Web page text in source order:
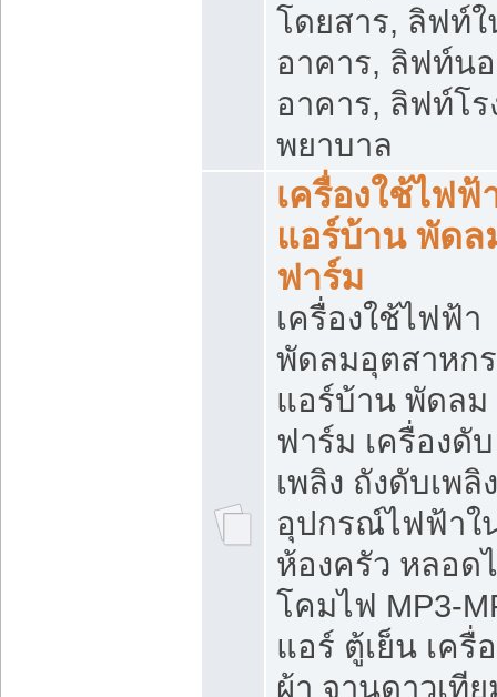
โดยสาร, ลิฟท์ใ
อาคาร, ลิฟท์น
อาคาร, ลิฟท์โร
พยาบาล
เครื่องใช้ไฟฟ้
แอร์บ้าน พัดล
ฟาร์ม
เครื่องใช้ไฟฟ้า
พัดลมอุตสาหก
แอร์บ้าน พัดลม
ฟาร์ม เครื่องดับ
เพลิง ถังดับเพลิง
อุปกรณ์ไฟฟ้าใ
ห้องครัว หลอด
โคมไฟ MP3-
แอร์ ตู้เย็น เครื่
ผ้า จานดาวเทีย